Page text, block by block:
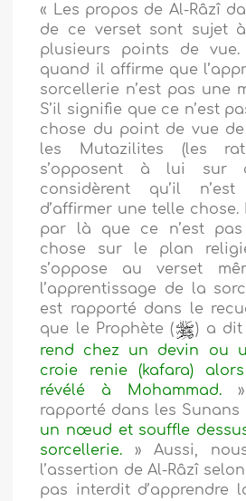
« Les propos de Al-Râzî
de ce verset sont sujet
plusieurs points de vue.
quand il affirme que
sorcellerie n’est pas une
S’il signifie que ce n’est
chose du point de vue
les Mutazilites (les
s’opposent à lui sur
considèrent qu’il
d’affirmer une telle chose.
par là que ce n’est pas
chose sur le plan
s’oppose au verset
l’apprentissage de la
est rapporté dans le
que le Prophète (
) a dit
rend chez un devin ou
croie renie (kafara)
révélé à Mohammad.
rapporté dans les Sunans
un nœud et souffle
sorcellerie. » Aussi,
l’assertion de Al-Râzî
pas interdit d’apprendre